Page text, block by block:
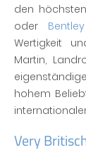
den
oder Bentley
Wertigkeit
Martin,
hohem
Very